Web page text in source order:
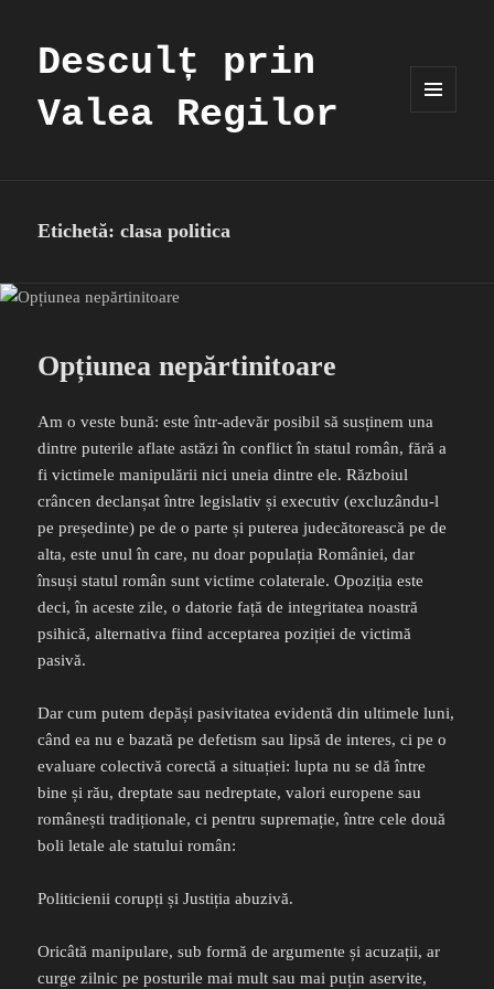
Desculț prin
Valea Regilor
Etichetă:clasa politica
Opțiunea nepărtinitoare
Am o veste bună: este într-adevăr posibil să susținem una
dintre puterile aflate astăzi în conflict în statul român, fără a
fi victimele manipulării nici uneia dintre ele. Războiul
crâncen declanșat între legislativ și executiv (excluzându-l
pe președinte) pe de o parte și puterea judecătorească pe de
alta, este unul în care, nu doar populația României, dar
însuși statul român sunt victime colaterale. Opoziția este
deci, în aceste zile, o datorie față de integritatea noastră
psihică, alternativa fiind acceptarea poziției de victimă
pasivă.
Dar cum putem depăși pasivitatea evidentă din ultimele luni,
când ea nu e bazată pe defetism sau lipsă de interes, ci pe o
evaluare colectivă corectă a situației: lupta nu se dă între
bine și rău, dreptate sau nedreptate, valori europene sau
românești tradiționale, ci pentru supremație, între cele două
boli letale ale statului român:
Politicienii corupți și Justiția abuzivă.
Oricâtă manipulare, sub formă de argumente și acuzații, ar
curge zilnic pe posturile mai mult sau mai puțin aservite,